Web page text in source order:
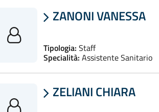
 ZANONI VANESSA
Tipologia: Staff
Specialità: Assistente Sanitario
 ZELIANI CHIARA